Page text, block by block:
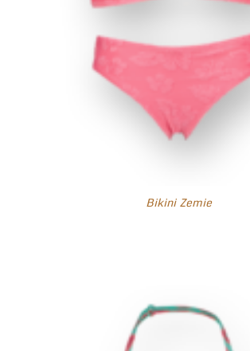
Bikini Zemie